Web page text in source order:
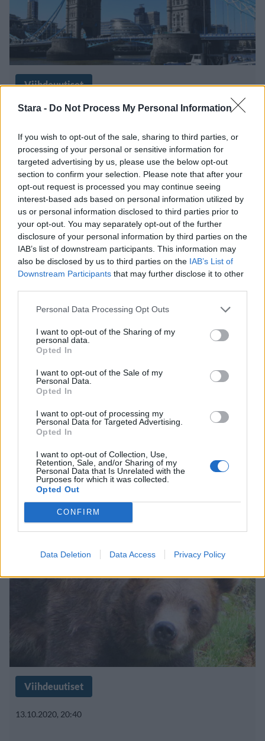
Stara - Do Not Process My Personal Information
If you wish to opt-out of the sale, sharing to third parties, or
processing of your personal or sensitive information for
targeted advertising by us, please use the below opt-out
section to confirm your selection. Please note that after your
opt-out request is processed you may continue seeing
interest-based ads based on personal information utilized by
us or personal information disclosed to third parties prior to
your opt-out. You may separately opt-out of the further
disclosure of your personal information by third parties on the
IAB’s list of downstream participants. This information may
also be disclosed by us to third parties on the IAB’s List of
Downstream Participants that may further disclose it to other
Personal Data Processing Opt Outs
I want to opt-out of the Sharing of my
personal data.
Opted In
I want to opt-out of the Sale of my
Personal Data.
Opted In
I want to opt-out of processing my
Personal Data for Targeted Advertising.
Opted In
I want to opt-out of Collection, Use,
Retention, Sale, and/or Sharing of my
Personal Data that Is Unrelated with the
Purposes for which it was collected.
Opted Out
CONFIRM
Data Deletion Data Access Privacy Policy
Viihdeuutiset
31.5.2023, 23:55
Hurjapää kiipesi Iso-Britannian
korkeimman pilvenpiirtäjän
huipulle – ei turvavarusteita
Viihdeuutiset
13.2.2021, 16:00
Kahdelle kiipeilijällä porttikielto
Mount Everestille – valehtelivat
nousseensa huipulle
Viihdeuutiset
13.10.2020, 20:40